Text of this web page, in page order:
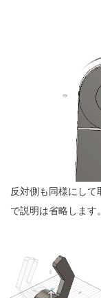
反対側も同様にし
で説明は省略します。